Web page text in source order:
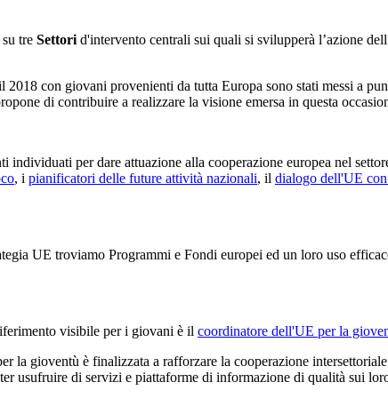
tre Settori d'intervento centrali sui quali si svilupperà l’azione
con giovani provenienti da tutta Europa sono stati messi a
di contribuire a realizzare la visione emersa in questa
individuati per dare attuazione alla cooperazione europea nel
, i pianificatori delle future attività nazionali, il dialogo dell'UE
UE troviamo Programmi e Fondi europei ed un loro uso
visibile per i giovani è il coordinatore dell'UE per la
la gioventù è finalizzata a rafforzare la cooperazione
usufruire di servizi e piattaforme di informazione di qualità sui